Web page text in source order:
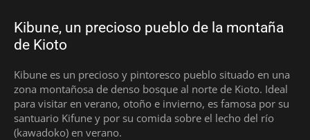
Kibune, un precioso pueblo de la montaña
de Kioto
Kibune es un precioso y pintoresco pueblo situado en una
zona montañosa de denso bosque al norte de Kioto. Ideal
para visitar en verano, otoño e invierno, es famosa por su
santuario Kifune y por su comida sobre el lecho del río
(kawadoko) en verano.